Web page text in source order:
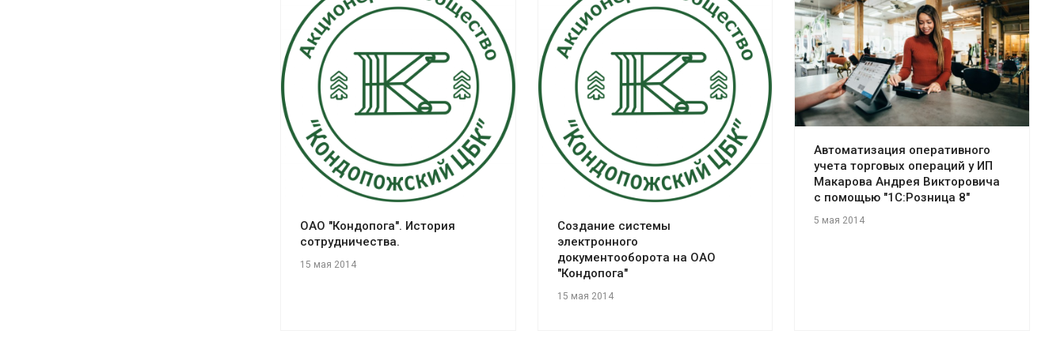
Смотреть проект
ОАО "Кондопога". История
сотрудничества.
15 мая 2014
Смотреть проект
Создание системы
электронного
документооборота на ОАО
"Кондопога"
15 мая 2014
Смотреть проект
Автоматизация оперативного
учета торговых операций у ИП
Макарова Андрея Викторовича
с помощью "1С:Розница 8"
5 мая 2014